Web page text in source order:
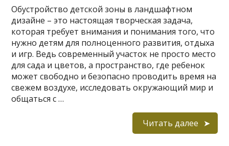
Обустройство детской зоны в ландшафтном
дизайне – это настоящая творческая задача,
которая требует внимания и понимания того, что
нужно детям для полноценного развития, отдыха
и игр. Ведь современный участок не просто место
для сада и цветов, а пространство, где ребенок
может свободно и безопасно проводить время на
свежем воздухе, исследовать окружающий мир и
общаться с …
Читать далее